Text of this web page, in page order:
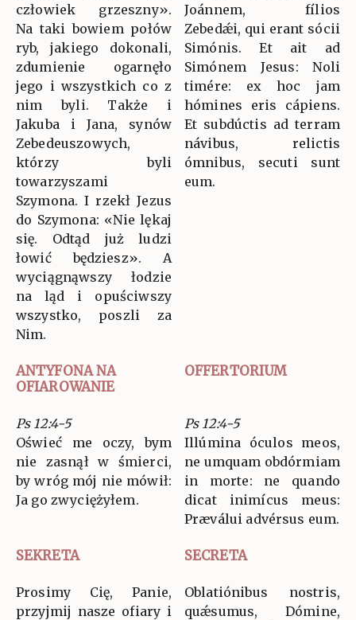
człowiek grzeszny».
Na taki bowiem połów
ryb, jakiego dokonali,
zdumienie ogarnęło
jego i wszystkich co z
nim byli. Także i
Jakuba i Jana, synów
Zebedeuszowych,
którzy byli
towarzyszami
Szymona. I rzekł Jezus
do Szymona: «Nie lękaj
się. Odtąd już ludzi
łowić będziesz». A
wyciągnąwszy łodzie
na ląd i opuściwszy
wszystko, poszli za
Nim.
Joánnem, fílios
Zebedǽi, qui erant sócii
Simónis. Et ait ad
Simónem Jesus: Noli
timére: ex hoc jam
hómines eris cápiens.
Et subdúctis ad terram
návibus, relictis
ómnibus, secuti sunt
eum.
ANTYFONA NA
OFIAROWANIE
OFFERTORIUM
Ps 12:4-5
Oświeć me oczy, bym
nie zasnął w śmierci,
by wróg mój nie mówił:
Ja go zwyciężyłem.
Ps 12:4-5
Illúmina óculos meos,
ne umquam obdórmiam
in morte: ne quando
dicat inimícus meus:
Præválui advérsus eum.
SEKRETA SECRETA
Prosimy Cię, Panie,
przyjmij nasze ofiary i
Oblatiónibus nostris,
quǽsumus, Dómine,